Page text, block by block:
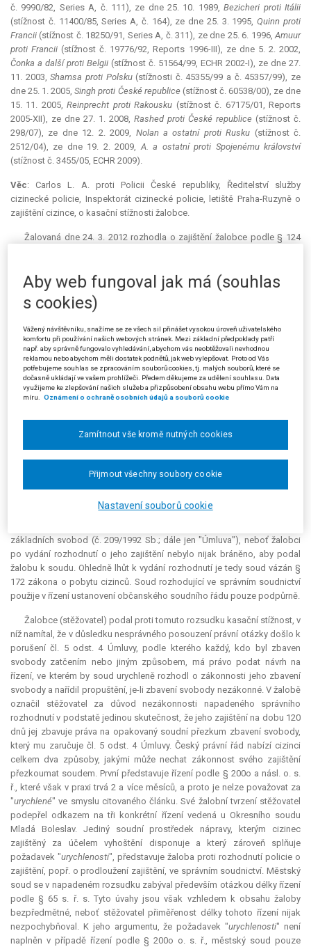
č. 9990/82, Series A, č. 111), ze dne 25. 10. 1989,Bezicheri proti Itálii
(stížnost č. 11400/85, Series A, č. 164), ze dne 25. 3. 1995,Quinn proti
Francii (stížnost č. 18250/91, Series A, č. 311), ze dne 25. 6. 1996,Amuur
proti Francii (stížnost č. 19776/92, Reports 1996-III), ze dne 5. 2. 2002,
Čonka a další proti Belgii (stížnost č. 51564/99, ECHR 2002-I), ze dne 27.
11. 2003,Shamsa proti Polsku (stížnosti č. 45355/99 a č. 45357/99), ze
dne 25. 1. 2005,Singh proti České republice (stížnost č. 60538/00), ze dne
15. 11. 2005,Reinprecht proti Rakousku (stížnost č. 67175/01, Reports
2005-XII), ze dne 27. 1. 2008, Rashed proti České republice (stížnost č.
298/07), ze dne 12. 2. 2009, Nolan a ostatní proti Rusku (stížnost č.
2512/04), ze dne 19. 2. 2009,A. a ostatní proti Spojenému království
(stížnost č. 3455/05, ECHR 2009).
Věc: Carlos L. A. proti Policii České republiky, Ředitelství služby
cizinecké policie, Inspektorát cizinecké policie, letiště Praha-Ruzyně o
zajištění cizince, o kasační stížnosti žalobce.
Žalovaná dne 24. 3. 2012 rozhodla o zajištění žalobce podle § 124
omezení osobní svobody.
Proti rozhodnutí žalované podal žalobce žalobu u Městského soudu
V odůvodnění rozsudku městský soud uvedl, že rozhodnutí žalované
podléhá soudnímu přezkumu z důvodu zákonnosti tohoto rozhodnutí
podle § 4 odst. 1 písm. a) s. ř. s. Žalobce se však podanou žalobou
domáhal zrušení napadeného rozhodnutí s odkazem na své údajné
právo na to, aby o zajištění soud urychleně rozhodl. Po stránce věcné
neuvedl žádné žalobní body, pro které napadené správní rozhodnutí
městského soudu rozhodnout o žalobě ve smyslu § 172 odst. 5 zákona
o pobytu cizinců do 7 pracovních dnů, nikoli však ode dne podání
odkaz žalobce na řízení před obecnými soudy, neboť rozhodnutí, kterým
7 odst. 1 s. ř. s. V tomto směru tedy neobstál odkaz žalobce na čl. 5
základních svobod (č. 209/1992 Sb.; dále jen "Úmluva"), neboť žalobci
po vydání rozhodnutí o jeho zajištění nebylo nijak bráněno, aby podal
žalobu k soudu. Ohledně lhůt k vydání rozhodnutí je tedy soud vázán §
172 zákona o pobytu cizinců. Soud rozhodující ve správním soudnictví
použije v řízení ustanovení občanského soudního řádu pouze podpůrně.
Žalobce (stěžovatel) podal proti tomuto rozsudku kasační stížnost, v
níž namítal, že v důsledku nesprávného posouzení právní otázky došlo k
porušení čl. 5 odst. 4 Úmluvy, podle kterého každý, kdo byl zbaven
svobody zatčením nebo jiným způsobem, má právo podat návrh na
řízení, ve kterém by soud urychleně rozhodl o zákonnosti jeho zbavení
svobody a nařídil propuštění, je-li zbavení svobody nezákonné. V žalobě
označil stěžovatel za důvod nezákonnosti napadeného správního
rozhodnutí v podstatě jedinou skutečnost, že jeho zajištění na dobu 120
dnů jej zbavuje práva na opakovaný soudní přezkum zbavení svobody,
který mu zaručuje čl. 5 odst. 4 Úmluvy. Český právní řád nabízí cizinci
celkem dva způsoby, jakými může nechat zákonnost svého zajištění
přezkoumat soudem. První představuje řízení podle § 200o a násl. o. s.
ř., které však v praxi trvá 2 a více měsíců, a proto je nelze považovat za
"urychlené" ve smyslu citovaného článku. Své žalobní tvrzení stěžovatel
podepřel odkazem na tři konkrétní řízení vedená u Okresního soudu
Mladá Boleslav. Jediný soudní prostředek nápravy, kterým cizinec
zajištěný za účelem vyhoštění disponuje a který zároveň splňuje
požadavek "urychlenosti", představuje žaloba proti rozhodnutí policie o
zajištění, popř. o prodloužení zajištění, ve správním soudnictví. Městský
soud se v napadeném rozsudku zabýval především otázkou délky řízení
podle § 65 s. ř. s. Tyto úvahy jsou však vzhledem k obsahu žaloby
bezpředmětné, neboť stěžovatel přiměřenost délky tohoto řízení nijak
nezpochybňoval. K jeho argumentu, že požadavek "urychlenosti" není
naplněn v případě řízení podle § 200o o. s. ř., městský soud pouze
Aby web fungoval jak má (souhlas
s cookies)
Vážený návštěvníku, snažíme se ze všech sil přinášet vysokou úroveň uživatelského
komfortu při používání našich webových stránek. Mezi základní předpoklady patří
např. aby správně fungovalo vyhledávání, abychom vás neobtěžovali nevhodnou
reklamou nebo abychom měli dostatek podnětů, jak web vylepšovat. Proto od Vás
potřebujeme souhlas se zpracováním souborů cookies, tj. malých souborů, které se
dočasně ukládají ve vašem prohlížeči. Předem děkujeme za udělení souhlasu. Data
využijeme ke zlepšování našich služeb a přizpůsobení obsahu webu přímo Vám na
míru.
Oznámení o ochraně osobních údajů a souborů cookie
Nastavení souborů cookie
Zamítnout vše kromě nutných cookies
Přijmout všechny soubory cookie